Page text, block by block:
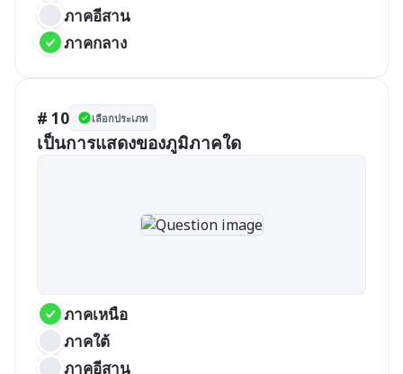
ภาคอีสาน
ภาคกลาง
# 10 เลือกประเภท
เป็นการแสดงของภูมิภาคใด
ภาคเหนือ
ภาคใต้
ภาคอีสาน